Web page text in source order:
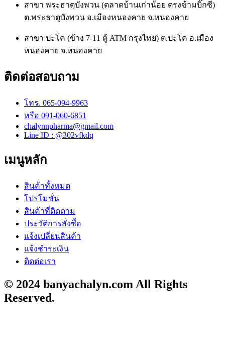
สาขา พระธาตุบังพวน (ตลาดบ้านเก่าน้อย ตรงข้ามบิ๊กซี)
ต.พระธาตุบังพวน อ.เมืองหนองคาย จ.หนองคาย
สาขา ปะโค (ข้าง 7-11 ตู้ ATM กรุงไทย) ต.ปะโค อ.เมือง
หนองคาย จ.หนองคาย
ติดต่อสอบถาม
โทร. 065-094-9963
หรือ 091-060-6851
chalynnpharma@gmail.com
Line ID : @302vfkdq
เมนูหลัก
สินค้าทั้งหมด
โปรโมชั่น
สินค้าที่ติดตาม
ประวัติการสั่งซื้อ
แจ้งเปลี่ยนสินค้า
แจ้งชำระเงิน
ติดต่อเรา
© 2024 banyachalyn.com All Rights
Reserved.